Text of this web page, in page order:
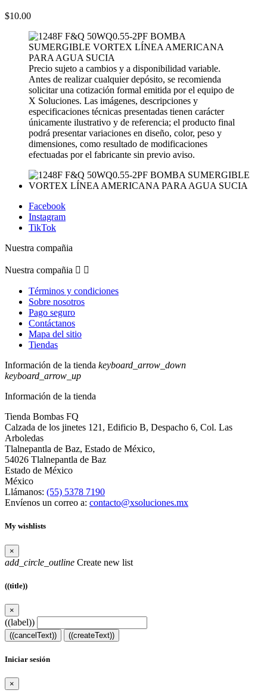
$10.00
Precio sujeto a cambios y a disponibilidad variable.
Antes de realizar cualquier depósito, se recomienda
solicitar una cotización formal emitida por el equipo de
X Soluciones. Las imágenes, descripciones y
especificaciones técnicas presentadas tienen carácter
únicamente ilustrativo y de referencia; el producto final
podrá presentar variaciones en diseño, color, peso y
dimensiones, como resultado de modificaciones
efectuadas por el fabricante sin previo aviso.
Facebook
Instagram
TikTok
Nuestra compañia
Nuestra compañia  
Términos y condiciones
Sobre nosotros
Pago seguro
Contáctanos
Mapa del sitio
Tiendas
Información de la tienda keyboard_arrow_down
keyboard_arrow_up
Información de la tienda
Tienda Bombas FQ
Calzada de los jinetes 121, Edificio B, Despacho 6, Col. Las
Arboledas
Tlalnepantla de Baz, Estado de México,
54026 Tlalnepantla de Baz
Estado de México
México
Llámanos: (55) 5378 7190
Envíenos un correo a: contacto@xsoluciones.mx
My wishlists
×
add_circle_outline Create new list
((title))
×
((label))
((cancelText)) ((createText))
Iniciar sesión
×